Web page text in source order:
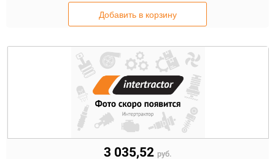
Добавить в корзину
3 035,52 руб.